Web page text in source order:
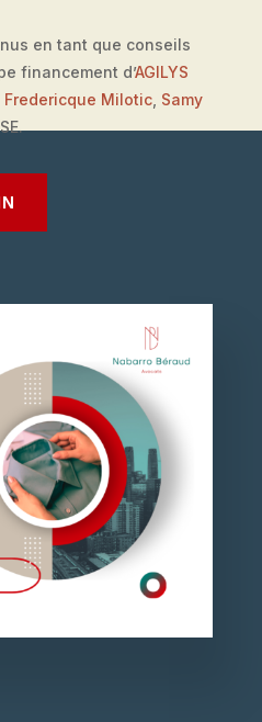
en tant que conseils
financement d’AGILYS
Fredericque Milotic, Samy